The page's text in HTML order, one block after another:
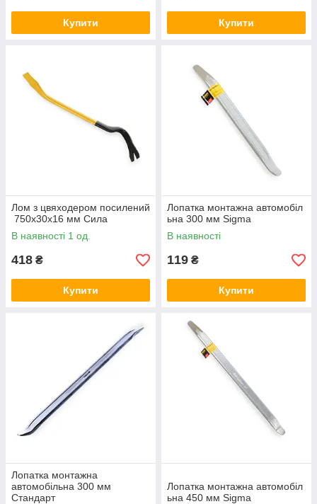
Купити Купити
Лом з цвяходером посилений
750x30x16 мм Сила
В наявності 1 од.
418 ₴
Купити
Лопатка монтажна автомобіл
ьна 300 мм Sigma
В наявності
119 ₴
Купити
Лопатка монтажна
автомобільна 300 мм
Стандарт
Лопатка монтажна автомобіл
ьна 450 мм Sigma